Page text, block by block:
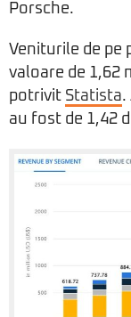
Porsche.
Veniturile de pe
valoare de 1,62
potrivit Statista.
au fost de 1,42